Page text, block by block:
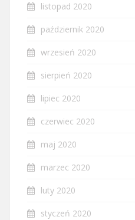
listopad 2020
październik 2020
wrzesień 2020
sierpień 2020
lipiec 2020
czerwiec 2020
maj 2020
marzec 2020
luty 2020
styczeń 2020